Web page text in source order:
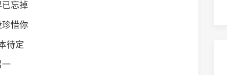
已忘掉
惜你
待定
一